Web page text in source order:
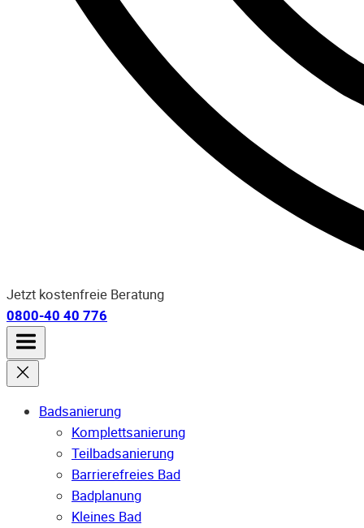
Jetzt kostenfreie Beratung
0800-40 40 776
Badsanierung
Komplettsanierung
Teilbadsanierung
Barrierefreies Bad
Badplanung
Kleines Bad